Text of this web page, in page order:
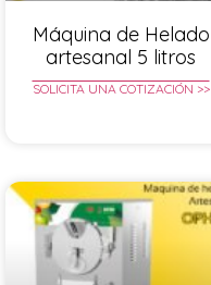
Máquina de Helado
artesanal 5 litros
SOLICITA UNA COTIZACIÓN >>